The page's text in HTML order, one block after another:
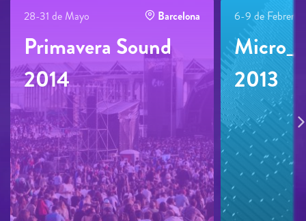
28-31 de Mayo Barcelona
Primavera Sound
2014
6-9 de Febrero
2013